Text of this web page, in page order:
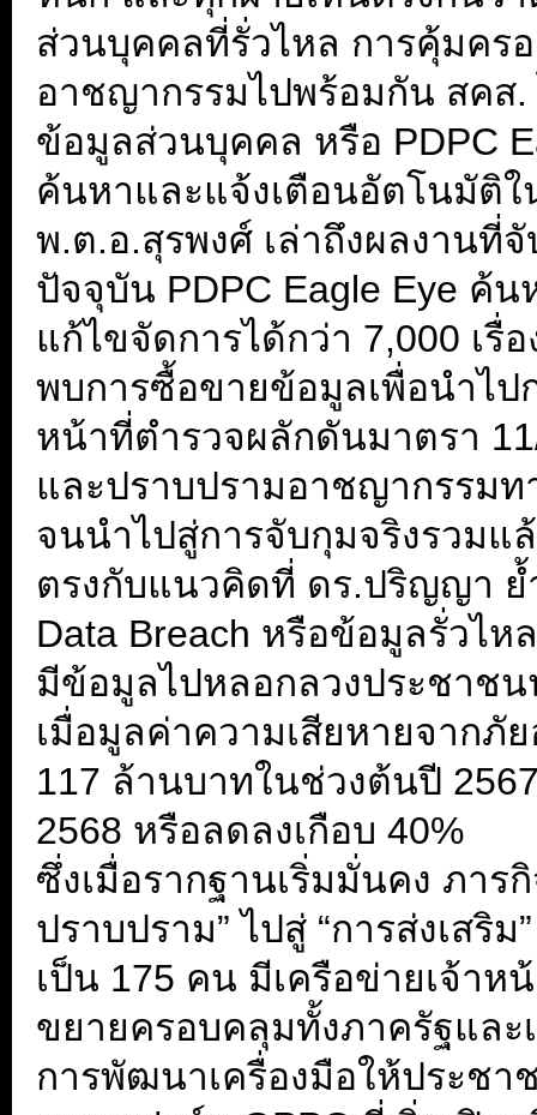
ส่วนบุคคลที่รั่วไหล การคุ้มคร
อาชญากรรมไปพร้อมกัน สคส.
ข้อมูลส่วนบุคคล หรือ PDPC
ค้นหาและแจ้งเตือนอัตโนมัติใ
พ.ต.อ.สุรพงศ์ เล่าถึงผลงานที่
ปัจจุบัน PDPC Eagle Eye ค้น
แก้ไขจัดการได้กว่า 7,000 เรื่
พบการซื้อขายข้อมูลเพื่อนำไป
หน้าที่ตำรวจผลักดันมาตรา
และปราบปรามอาชญากรรมท
จนนำไปสู่การจับกุมจริงรวมแ
ตรงกับแนวคิดที่ ดร.ปริญญา ย้
Data Breach หรือข้อมูลรั่วไ
มีข้อมูลไปหลอกลวงประชาช
เมื่อมูลค่าความเสียหายจากภั
117 ล้านบาทในช่วงต้นปี
2568 หรือลดลงเกือบ 40%
ซึ่งเมื่อรากฐานเริ่มมั่นคง ภาร
ปราบปราม” ไปสู่ “การส่งเสริ
เป็น 175 คน มีเครือข่ายเจ้า
ขยายครอบคลุมทั้งภาครัฐและ
การพัฒนาเครื่องมือให้ประชา